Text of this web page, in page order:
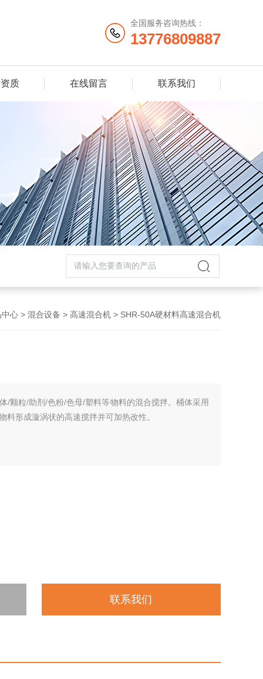
全国服务咨询热线：
13776809887
质 在线留言 联系我们
中心 > 混合设备 > 高速混合机 > SHR-50A硬材料高速混合机
/颗粒/助剂/色粉/色母/塑料等物料的混合搅拌。桶体采用
形成漩涡状的高速搅拌并可加热改性。
联系我们